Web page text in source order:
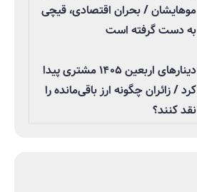
موهایشان / بحران اقتصادی، قیچی
به دست گرفته است
دینارهای اربعین ۱۴۰۵ مشتری پیدا
کرد / زائران چگونه ارز باقی‌مانده را
نقد کنند؟